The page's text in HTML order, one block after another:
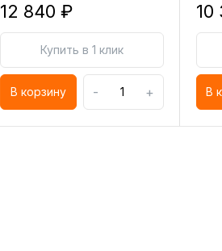
12 840 ₽
Купить в 1 клик
В корзину - +
10
В